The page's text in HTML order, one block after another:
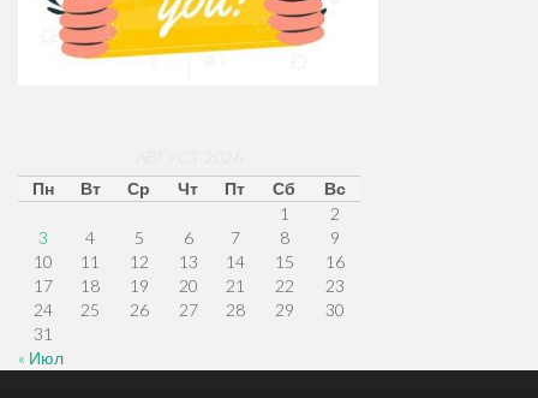
Пн
Вт Ср Чт Пт Сб
Вс
1
2
3
4 5 6 7 8
9
10
11 12 13 14 15
16
17
18 19 20 21 22
23
24
25 26 27 28 29
30
31
« Июл